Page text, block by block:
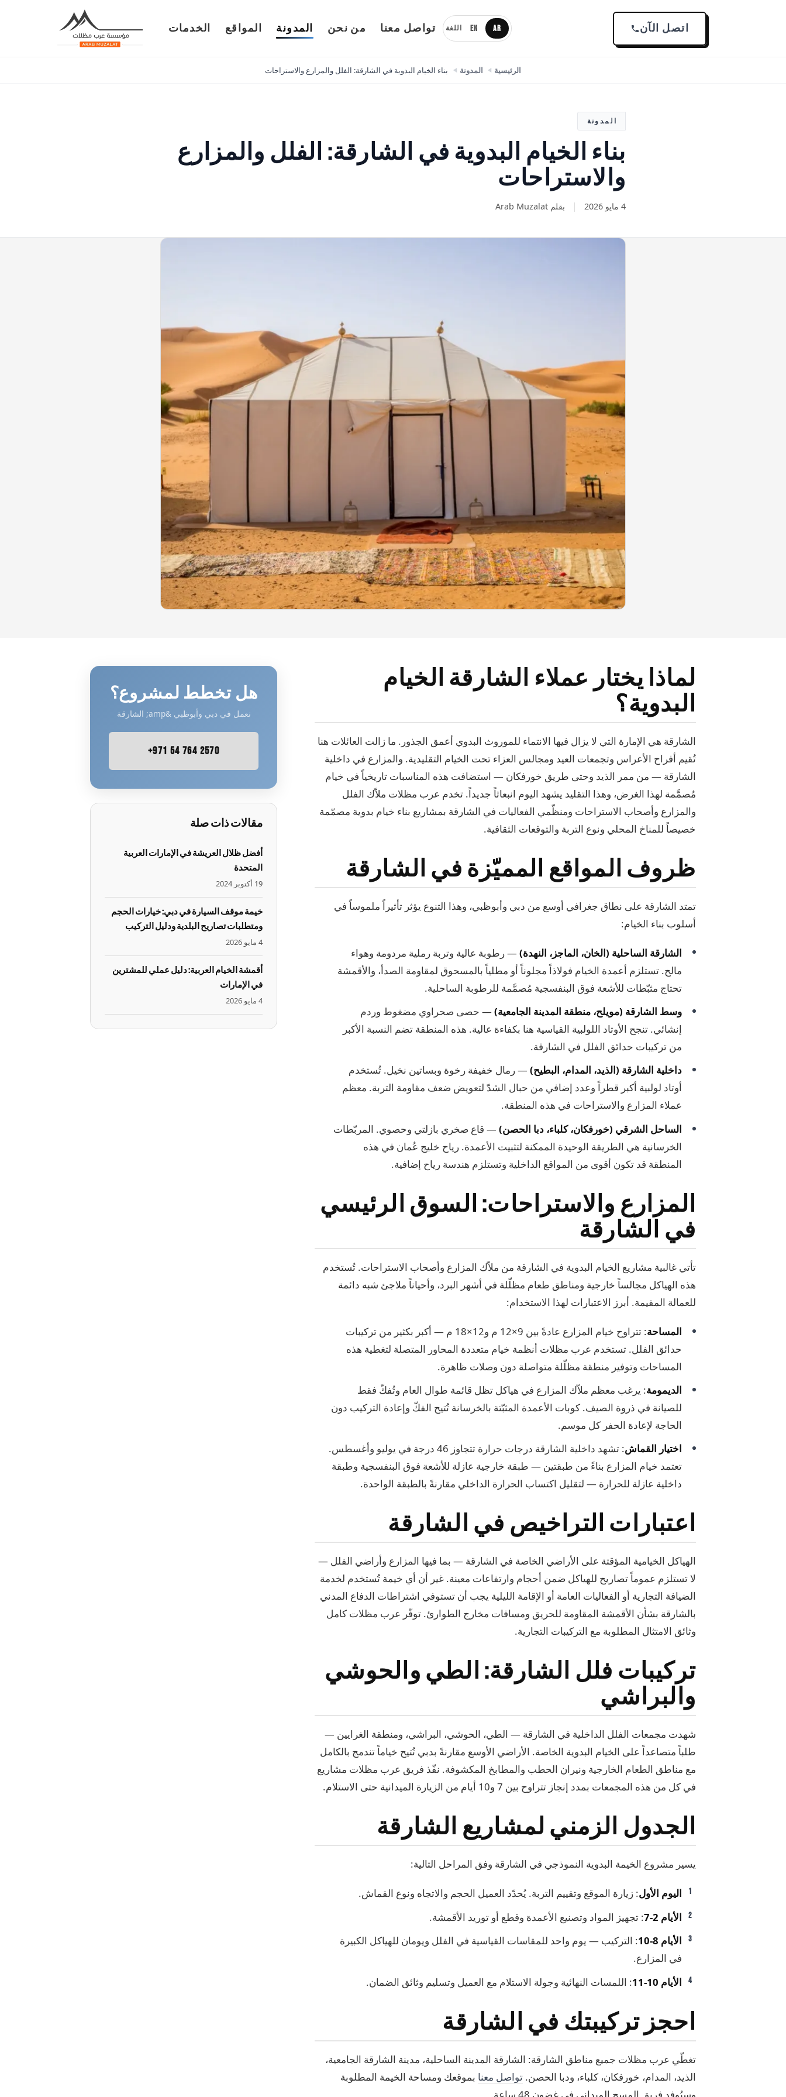
الخدمات المواقع المدونة من نحن تواصل معنا اللغة EN AR اتصل الآن
الرئيسية المدونة بناء الخيام البدوية في الشارقة: الفلل والمزارع والاستراحات
المدونة
بناء الخيام البدوية في الشارقة: الفلل والمزارع
والاستراحات
4 مايو 2026 | بقلم Arab Muzalat
لماذا يختار عملاء الشارقة الخيام
البدوية؟
الشارقة هي الإمارة التي لا يزال فيها الانتماء للموروث البدوي أعمق الجذور. ما زالت العائلات هنا
تُقيم أفراح الأعراس وتجمعات العيد ومجالس العزاء تحت الخيام التقليدية. والمزارع في داخلية
الشارقة — من ممر الذيد وحتى طريق خورفكان — استضافت هذه المناسبات تاريخياً في خيام
مُصمَّمة لهذا الغرض، وهذا التقليد يشهد اليوم انبعاثاً جديداً. تخدم عرب مظلات ملاّك الفلل
والمزارع وأصحاب الاستراحات ومنظّمي الفعاليات في الشارقة بمشاريع بناء خيام بدوية مصمّمة
خصيصاً للمناخ المحلي ونوع التربة والتوقعات الثقافية.
ظروف المواقع المميّزة في الشارقة
تمتد الشارقة على نطاق جغرافي أوسع من دبي وأبوظبي، وهذا التنوع يؤثر تأثيراً ملموساً في
أسلوب بناء الخيام:
الشارقة الساحلية (الخان، الماجز، النهدة) — رطوبة عالية وتربة رملية مردومة وهواء
مالح. تستلزم أعمدة الخيام فولاذاً مجلوناً أو مطلياً بالمسحوق لمقاومة الصدأ، والأقمشة
تحتاج مثبّطات للأشعة فوق البنفسجية مُصمَّمة للرطوبة الساحلية.
وسط الشارقة (مويلح، منطقة المدينة الجامعية) — حصى صحراوي مضغوط وردم
إنشائي. تنجح الأوتاد اللولبية القياسية هنا بكفاءة عالية. هذه المنطقة تضم النسبة الأكبر
من تركيبات حدائق الفلل في الشارقة.
داخلية الشارقة (الذيد، المدام، البطيح) — رمال خفيفة رخوة وبساتين نخيل. تُستخدم
أوتاد لولبية أكبر قطراً وعدد إضافي من حبال الشدّ لتعويض ضعف مقاومة التربة. معظم
عملاء المزارع والاستراحات في هذه المنطقة.
الساحل الشرقي (خورفكان، كلباء، دبا الحصن) — قاع صخري بازلتي وحصوي. المربّطات
الخرسانية هي الطريقة الوحيدة الممكنة لتثبيت الأعمدة. رياح خليج عُمان في هذه
المنطقة قد تكون أقوى من المواقع الداخلية وتستلزم هندسة رياح إضافية.
المزارع والاستراحات: السوق الرئيسي
في الشارقة
تأتي غالبية مشاريع الخيام البدوية في الشارقة من ملاّك المزارع وأصحاب الاستراحات. تُستخدم
هذه الهياكل مجالساً خارجية ومناطق طعام مظلّلة في أشهر البرد، وأحياناً ملاجئ شبه دائمة
للعمالة المقيمة. أبرز الاعتبارات لهذا الاستخدام:
المساحة
: تتراوح خيام المزارع عادةً بين 9×12 م و12×18 م — أكبر بكثير من تركيبات
حدائق الفلل. تستخدم عرب مظلات أنظمة خيام متعددة المحاور المتصلة لتغطية هذه
المساحات وتوفير منطقة مظلّلة متواصلة دون وصلات ظاهرة.
الديمومة: يرغب معظم ملاّك المزارع في هياكل تظل قائمة طوال العام وتُفكّ فقط
للصيانة في ذروة الصيف. كوبات الأعمدة المثبّتة بالخرسانة تُتيح الفكّ وإعادة التركيب دون
الحاجة لإعادة الحفر كل موسم.
اختيار القماش
: تشهد داخلية الشارقة درجات حرارة تتجاوز 46 درجة في يوليو وأغسطس.
تعتمد خيام المزارع بناءً من طبقتين — طبقة خارجية عازلة للأشعة فوق البنفسجية وطبقة
داخلية عازلة للحرارة — لتقليل اكتساب الحرارة الداخلي مقارنةً بالطبقة الواحدة.
اعتبارات التراخيص في الشارقة
الهياكل الخيامية المؤقتة على الأراضي الخاصة في الشارقة — بما فيها المزارع وأراضي الفلل —
لا تستلزم عموماً تصاريح للهياكل ضمن أحجام وارتفاعات معينة. غير أن أي خيمة تُستخدم لخدمة
الضيافة التجارية أو الفعاليات العامة أو الإقامة الليلية يجب أن تستوفي اشتراطات الدفاع المدني
بالشارقة بشأن الأقمشة المقاومة للحريق ومسافات مخارج الطوارئ. توفّر عرب مظلات كامل
وثائق الامتثال المطلوبة مع التركيبات التجارية.
تركيبات فلل الشارقة: الطي والحوشي
والبراشي
شهدت مجمعات الفلل الداخلية في الشارقة — الطي، الحوشي، البراشي، ومنطقة الغرايين —
طلباً متصاعداً على الخيام البدوية الخاصة. الأراضي الأوسع مقارنةً بدبي تُتيح خياماً تندمج بالكامل
مع مناطق الطعام الخارجية ونيران الحطب والمطابخ المكشوفة. نفّذ فريق عرب مظلات مشاريع
في كل من هذه المجمعات بمدد إنجاز تتراوح بين 7 و10 أيام من الزيارة الميدانية حتى الاستلام.
الجدول الزمني لمشاريع الشارقة
يسير مشروع الخيمة البدوية النموذجي في الشارقة وفق المراحل التالية:
اليوم الأول: زيارة الموقع وتقييم التربة. يُحدّد العميل الحجم والاتجاه ونوع القماش.
الأيام 2-7
: تجهيز المواد وتصنيع الأعمدة وقطع أو توريد الأقمشة.
الأيام 8-10
: التركيب — يوم واحد للمقاسات القياسية في الفلل ويومان للهياكل الكبيرة
في المزارع.
الأيام 10-11
: اللمسات النهائية وجولة الاستلام مع العميل وتسليم وثائق الضمان.
احجز تركيبتك في الشارقة
تغطّي عرب مظلات جميع مناطق الشارقة: الشارقة المدينة الساحلية، مدينة الشارقة الجامعية،
الذيد، المدام، خورفكان، كلباء، ودبا الحصن. تواصل معنا بموقعك ومساحة الخيمة المطلوبة
وسيُوفد فريق المسح الميداني في غضون 48 ساعة.
هل تخطط لمشروع؟
نعمل في دبي وأبوظبي &amp; الشارقة
+971 54 764 2570
مقالات ذات صلة
أفضل ظلال العريشة في الإمارات العربية
المتحدة
19 أكتوبر 2024
خيمة موقف السيارة في دبي: خيارات الحجم
ومتطلبات تصاريح البلدية ودليل التركيب
4 مايو 2026
أقمشة الخيام العربية: دليل عملي للمشترين
في الإمارات
4 مايو 2026